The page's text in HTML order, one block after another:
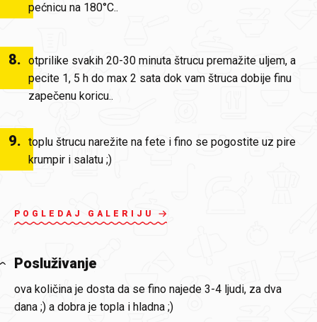
pećnicu na 180°C..
8. otprilike svakih 20-30 minuta štrucu premažite uljem, a
pecite 1, 5 h do max 2 sata dok vam štruca dobije finu
zapečenu koricu..
9. toplu štrucu narežite na fete i fino se pogostite uz pire
krumpir i salatu ;)
POGLEDAJ GALERIJU
Posluživanje
ova količina je dosta da se fino najede 3-4 ljudi, za dva
dana ;) a dobra je topla i hladna ;)